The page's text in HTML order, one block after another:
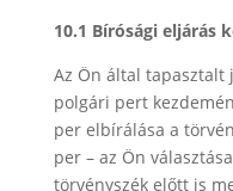
10.1 Bírósági eljárás
Az Ön által tapasztalt
polgári pert
per elbírálása a
per – az Ön
törvényszék előtt is